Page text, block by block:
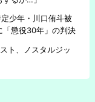
少年・川口侑斗被
懲役30年」の判決
ト、ノスタルジッ